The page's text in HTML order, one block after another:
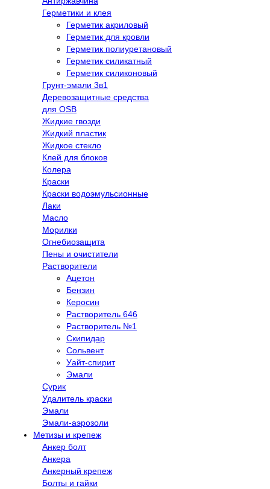
Герметики и клея
Герметик акриловый
Герметик для кровли
Герметик полиуретановый
Герметик силикатный
Герметик силиконовый
Грунт-эмали 3в1
Деревозащитные средства
для OSB
Жидкие гвозди
Жидкий пластик
Жидкое стекло
Клей для блоков
Колера
Краски
Краски водоэмульсионные
Лаки
Масло
Морилки
Огнебиозащита
Пены и очистители
Растворители
Ацетон
Бензин
Керосин
Растворитель 646
Растворитель №1
Скипидар
Сольвент
Уайт-спирит
Эмали
Сурик
Удалитель краски
Эмали
Эмали-аэрозоли
Метизы и крепеж
Анкер болт
Анкера
Анкерный крепеж
Болты и гайки